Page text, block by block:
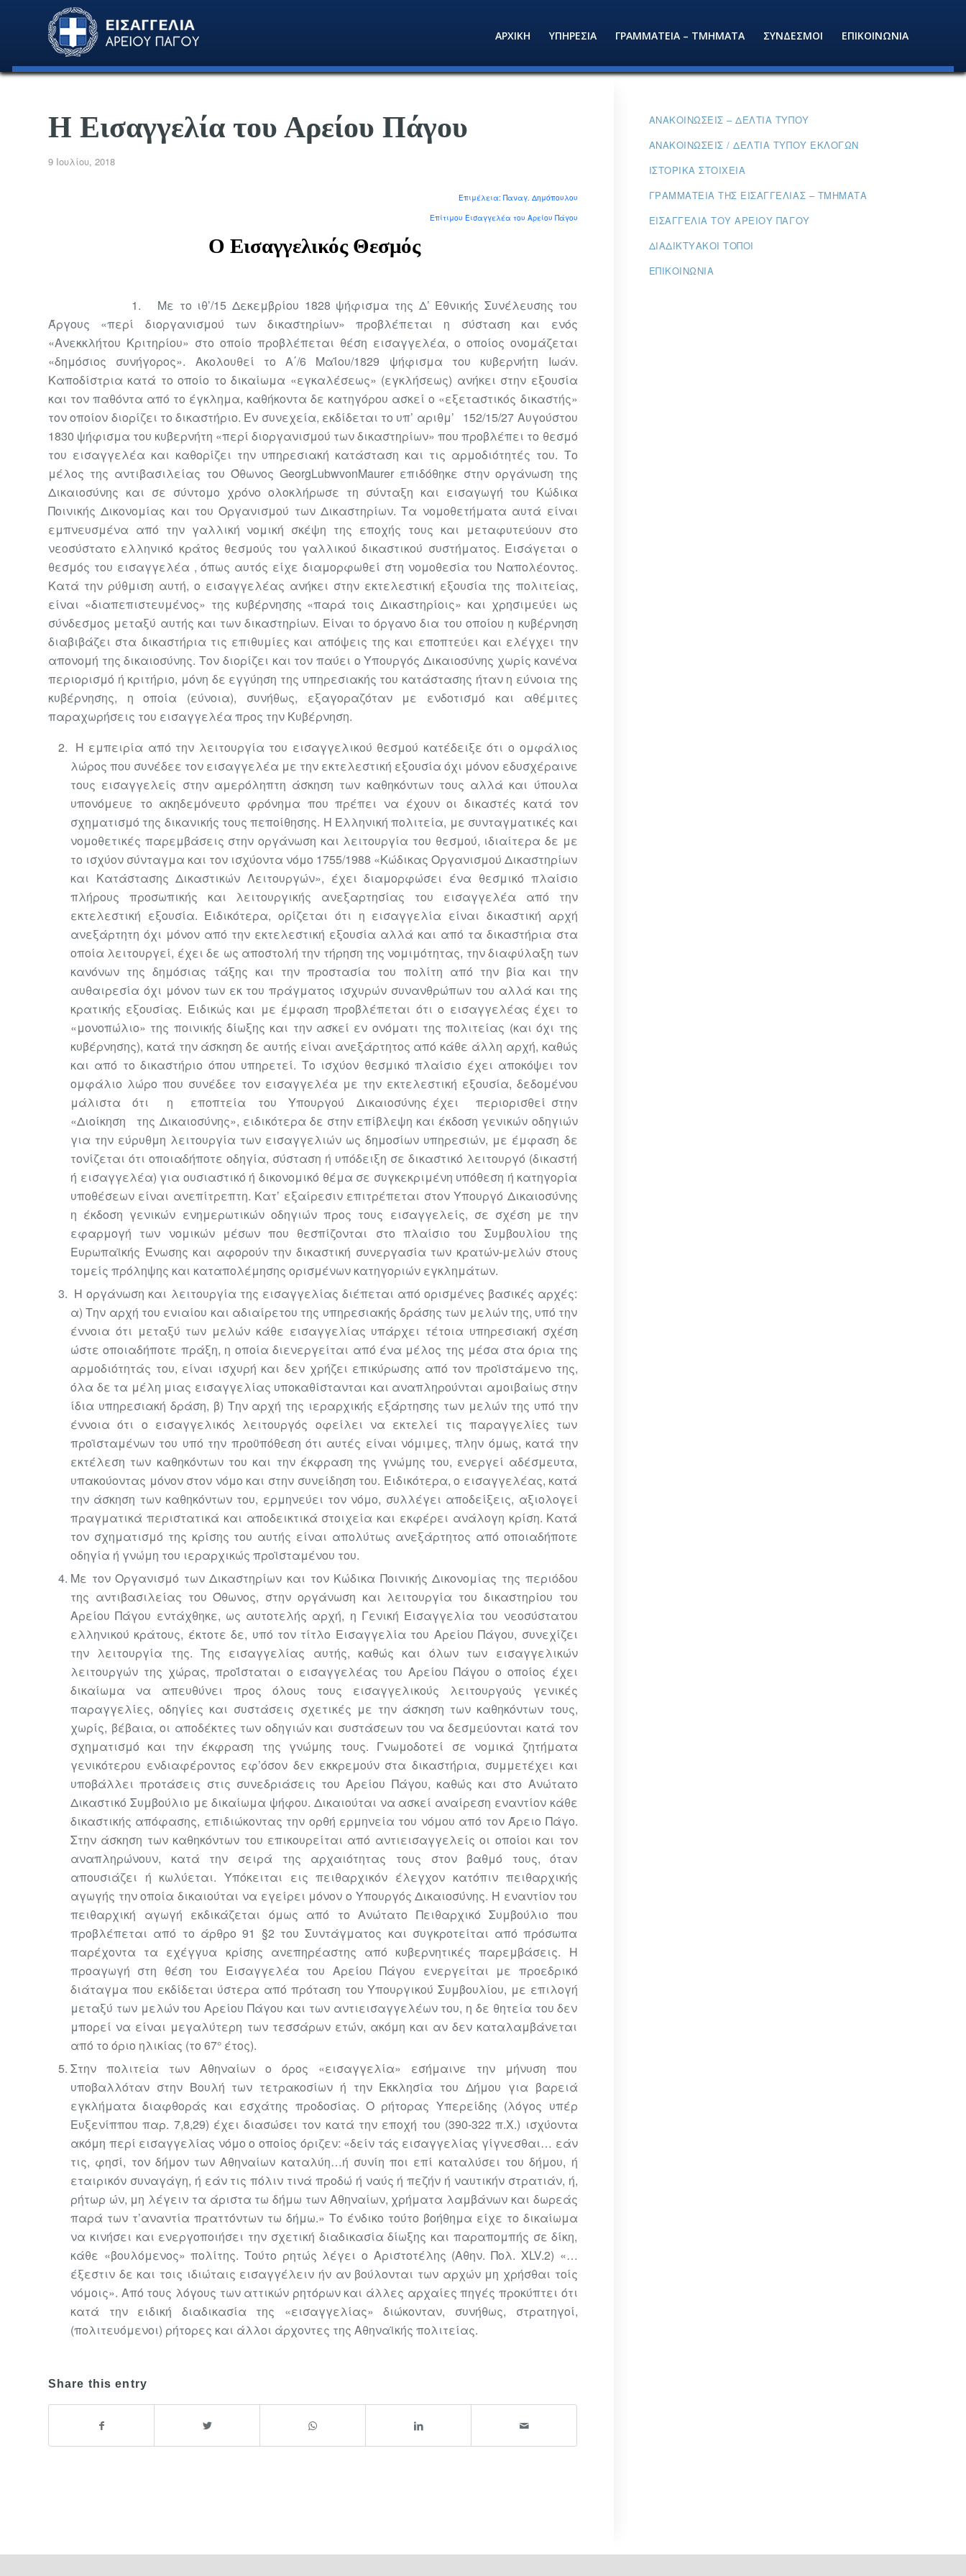
ΑΡΧΙΚΗ ΥΠΗΡΕΣΙΑ ΓΡΑΜΜΑΤΕΙΑ – ΤΜΗΜΑΤΑ ΣΥΝΔΕΣΜΟΙ ΕΠΙΚΟΙΝΩΝΙΑ
Η Εισαγγελία του Αρείου Πάγου
9 Ιουλίου, 2018
Επιμέλεια: Παναγ. Δημόπουλου
Επίτιμου Εισαγγελέα του Αρείου Πάγου
Ο Εισαγγελικός Θεσμός
1. Με το ιθ’/15 Δεκεμβρίου 1828 ψήφισμα της Δ’ Εθνικής Συνέλευσης του
Άργους «περί διοργανισμού των δικαστηρίων» προβλέπεται η σύσταση και ενός
«Ανεκκλήτου Κριτηρίου» στο οποίο προβλέπεται θέση εισαγγελέα, ο οποίος ονομάζεται
«δημόσιος συνήγορος». Ακολουθεί το Α΄/6 Μαΐου/1829 ψήφισμα του κυβερνήτη Ιωάν.
Καποδίστρια κατά το οποίο το δικαίωμα «εγκαλέσεως» (εγκλήσεως) ανήκει στην εξουσία
και τον παθόντα από το έγκλημα, καθήκοντα δε κατηγόρου ασκεί ο «εξεταστικός δικαστής»
τον οποίον διορίζει το δικαστήριο. Εν συνεχεία, εκδίδεται το υπ’ αριθμ’ 152/15/27 Αυγούστου
1830 ψήφισμα του κυβερνήτη «περί διοργανισμού των δικαστηρίων» που προβλέπει το θεσμό
του εισαγγελέα και καθορίζει την υπηρεσιακή κατάσταση και τις αρμοδιότητές του. Το
μέλος της αντιβασιλείας του Όθωνος GeorgLubwvonMaurer επιδόθηκε στην οργάνωση της
Δικαιοσύνης και σε σύντομο χρόνο ολοκλήρωσε τη σύνταξη και εισαγωγή του Κώδικα
Ποινικής Δικονομίας και του Οργανισμού των Δικαστηρίων. Τα νομοθετήματα αυτά είναι
εμπνευσμένα από την γαλλικήνομική σκέψη της εποχής τους και μεταφυτεύουν στο
νεοσύστατο ελληνικό κράτος θεσμούς του γαλλικού δικαστικού συστήματος. Εισάγεται ο
θεσμός του εισαγγελέα , όπως αυτός είχε διαμορφωθεί στη νομοθεσία του Ναπολέοντος.
Κατά την ρύθμιση αυτή, ο εισαγγελέας ανήκει στην εκτελεστική εξουσία της πολιτείας,
είναι «διαπεπιστευμένος» της κυβέρνησης «παρά τοις Δικαστηρίοις» και χρησιμεύει ως
σύνδεσμος μεταξύ αυτής και των δικαστηρίων. Είναι το όργανο δια του οποίου η κυβέρνηση
διαβιβάζει στα δικαστήρια τις επιθυμίες και απόψεις της και εποπτεύει και ελέγχει την
απονομή της δικαιοσύνης. Τον διορίζει και τον παύει ο Υπουργός Δικαιοσύνης χωρίς κανένα
περιορισμό ή κριτήριο, μόνη δε εγγύηση της υπηρεσιακής του κατάστασης ήταν η εύνοια της
κυβέρνησης, η οποία (εύνοια), συνήθως, εξαγοραζόταν με ενδοτισμό και αθέμιτες
παραχωρήσεις του εισαγγελέα προς την Κυβέρνηση.
Η εμπειρία από την λειτουργία του εισαγγελικού θεσμού κατέδειξε ότι ο ομφάλιος
λώρος που συνέδεε τον εισαγγελέα με την εκτελεστική εξουσία όχι μόνον εδυσχέραινε
τους εισαγγελείς στην αμερόληπτη άσκηση των καθηκόντων τους αλλά και ύπουλα
υπονόμευε το ακηδεμόνευτο φρόνημα που πρέπει να έχουν οι δικαστές κατά τον
σχηματισμό της δικανικής τους πεποίθησης. Η Ελληνική πολιτεία, με συνταγματικές και
νομοθετικές παρεμβάσεις στην οργάνωση και λειτουργία του θεσμού, ιδιαίτερα δε με
το ισχύον σύνταγμα και τον ισχύοντα νόμο 1755/1988 «Κώδικας Οργανισμού Δικαστηρίων
και Κατάστασης Δικαστικών Λειτουργών», έχει διαμορφώσει ένα θεσμικό πλαίσιο
πλήρους προσωπικής και λειτουργικής ανεξαρτησίας του εισαγγελέα από την
εκτελεστική εξουσία. Ειδικότερα, ορίζεται ότι η εισαγγελία είναι δικαστική αρχή
ανεξάρτητη όχι μόνον από την εκτελεστική εξουσία αλλά και από τα δικαστήρια στα
οποία λειτουργεί, έχει δε ως αποστολή την τήρηση της νομιμότητας, την διαφύλαξη των
κανόνων της δημόσιας τάξης και την προστασία του πολίτη από την βία και την
αυθαιρεσία όχι μόνον των εκ του πράγματος ισχυρών συνανθρώπων του αλλά και της
κρατικής εξουσίας. Ειδικώς και με έμφαση προβλέπεται ότι ο εισαγγελέας έχει το
«μονοπώλιο» της ποινικής δίωξης και την ασκεί εν ονόματι της πολιτείας (και όχι της
κυβέρνησης), κατά την άσκηση δε αυτής είναι ανεξάρτητος από κάθε άλλη αρχή, καθώς
και από το δικαστήριο όπου υπηρετεί. Το ισχύον θεσμικό πλαίσιο έχει αποκόψει τον
ομφάλιο λώρο που συνέδεε τον εισαγγελέα με την εκτελεστική εξουσία, δεδομένου
μάλιστα ότι η εποπτεία του Υπουργού Δικαιοσύνης έχει περιορισθεί στην
«Διοίκηση της Δικαιοσύνης», ειδικότερα δε στην επίβλεψη και έκδοση γενικών οδηγιών
για την εύρυθμη λειτουργία των εισαγγελιών ως δημοσίων υπηρεσιών, με έμφαση δε
τονίζεται ότι οποιαδήποτε οδηγία, σύσταση ή υπόδειξη σε δικαστικό λειτουργό (δικαστή
ή εισαγγελέα) για ουσιαστικό ή δικονομικό θέμα σε συγκεκριμένη υπόθεση ή κατηγορία
υποθέσεων είναι ανεπίτρεπτη. Κατ’ εξαίρεσιν επιτρέπεται στον Υπουργό Δικαιοσύνης
η έκδοση γενικών ενημερωτικών οδηγιών προς τους εισαγγελείς, σε σχέση με την
εφαρμογή των νομικών μέσων που θεσπίζονται στο πλαίσιο του Συμβουλίου της
Ευρωπαϊκής Ένωσης και αφορούν την δικαστική συνεργασία των κρατών-μελών στους
τομείς πρόληψης και καταπολέμησης ορισμένων κατηγοριών εγκλημάτων.
Η οργάνωση και λειτουργία της εισαγγελίας διέπεται από ορισμένες βασικές αρχές:
α) Την αρχή του ενιαίου και αδιαίρετου της υπηρεσιακής δράσης των μελών της, υπό την
έννοια ότι μεταξύ των μελών κάθε εισαγγελίας υπάρχει τέτοια υπηρεσιακή σχέση
ώστε οποιαδήποτε πράξη, η οποία διενεργείται από ένα μέλος της μέσα στα όρια της
αρμοδιότητάς του, είναι ισχυρή και δεν χρήζει επικύρωσης από τον προϊστάμενο της,
όλα δε τα μέλη μιας εισαγγελίας υποκαθίστανται και αναπληρούνται αμοιβαίως στην
ίδια υπηρεσιακή δράση, β) Την αρχή της ιεραρχικής εξάρτησης των μελών της υπό την
έννοια ότι ο εισαγγελικός λειτουργός οφείλει να εκτελεί τις παραγγελίες των
προϊσταμένων του υπό την προϋπόθεση ότι αυτές είναι νόμιμες, πλην όμως, κατά την
εκτέλεση των καθηκόντων του και την έκφραση της γνώμης του, ενεργεί αδέσμευτα,
υπακούοντας μόνον στον νόμο και στην συνείδηση του. Ειδικότερα, ο εισαγγελέας, κατά
την άσκηση των καθηκόντων του, ερμηνεύει τον νόμο, συλλέγει αποδείξεις, αξιολογεί
πραγματικά περιστατικά και αποδεικτικά στοιχεία και εκφέρει ανάλογη κρίση. Κατά
τον σχηματισμό της κρίσης του αυτής είναι απολύτως ανεξάρτητος από οποιαδήποτε
οδηγία ή γνώμη του ιεραρχικώς προϊσταμένου του.
Με τον Οργανισμό των Δικαστηρίων και τον Κώδικα Ποινικής Δικονομίας της περιόδου
της αντιβασιλείας του Όθωνος, στην οργάνωση και λειτουργία του δικαστηρίου του
Αρείου Πάγου εντάχθηκε, ως αυτοτελής αρχή, η Γενική Εισαγγελία του νεοσύστατου
ελληνικού κράτους, έκτοτε δε, υπό τον τίτλο Εισαγγελία του Αρείου Πάγου, συνεχίζει
την λειτουργία της. Της εισαγγελίας αυτής, καθώς και όλων των εισαγγελικών
λειτουργών της χώρας, προΐσταται ο εισαγγελέας του Αρείου Πάγου ο οποίος έχει
δικαίωμα να απευθύνει προς όλους τους εισαγγελικούς λειτουργούς γενικές
παραγγελίες, οδηγίες και συστάσεις σχετικές με την άσκηση των καθηκόντων τους,
χωρίς, βέβαια, οι αποδέκτες των οδηγιών και συστάσεων του να δεσμεύονται κατά τον
σχηματισμό και την έκφραση της γνώμης τους. Γνωμοδοτεί σε νομικά ζητήματα
γενικότερου ενδιαφέροντος εφ’όσον δεν εκκρεμούν στα δικαστήρια, συμμετέχει και
υποβάλλει προτάσεις στις συνεδριάσεις του Αρείου Πάγου, καθώς και στο Ανώτατο
Δικαστικό Συμβούλιο με δικαίωμα ψήφου. Δικαιούται να ασκεί αναίρεση εναντίον κάθε
δικαστικής απόφασης, επιδιώκοντας την ορθή ερμηνεία του νόμου από τον Άρειο Πάγο.
Στην άσκηση των καθηκόντων του επικουρείται από αντιεισαγγελείς οι οποίοι και τον
αναπληρώνουν, κατά την σειρά της αρχαιότητας τους στον βαθμό τους, όταν
απουσιάζει ή κωλύεται. Υπόκειται εις πειθαρχικόν έλεγχον κατόπιν πειθαρχικής
αγωγής την οποία δικαιούται να εγείρει μόνον ο Υπουργός Δικαιοσύνης. Η εναντίον του
πειθαρχική αγωγή εκδικάζεται όμως από το Ανώτατο Πειθαρχικό Συμβούλιο που
προβλέπεται από το άρθρο 91 §2 του Συντάγματος και συγκροτείται από πρόσωπα
παρέχοντα τα εχέγγυα κρίσης ανεπηρέαστης από κυβερνητικές παρεμβάσεις. Η
προαγωγή στη θέση του Εισαγγελέα του Αρείου Πάγου ενεργείται με προεδρικό
διάταγμα που εκδίδεται ύστερα από πρόταση του Υπουργικού Συμβουλίου, με επιλογή
μεταξύ των μελών του Αρείου Πάγου και των αντιεισαγγελέων του, η δε θητεία του δεν
μπορεί να είναι μεγαλύτερη των τεσσάρων ετών, ακόμη και αν δεν καταλαμβάνεται
από το όριο ηλικίας (το 67° έτος).
Στην πολιτεία των Αθηναίων ο όρος «εισαγγελία» εσήμαινε την μήνυση που
υποβαλλόταν στην Βουλή των τετρακοσίων ή την Εκκλησία του Δήμου για βαρειά
εγκλήματα διαφθοράς και εσχάτης προδοσίας. Ο ρήτορας Υπερείδης (λόγος υπέρ
Ευξενίππου παρ. 7,8,29) έχει διασώσει τον κατά την εποχή του (390-322 π.Χ.) ισχύοντα
ακόμη περί εισαγγελίας νόμο ο οποίος όριζεν: «δείν τάς εισαγγελίας γίγνεσθαι… εάν
τις, φησί, τον δήμον των Αθηναίων καταλύη…ή συνίη ποι επί καταλύσει του δήμου, ή
εταιρικόν συναγάγη, ή εάν τις πόλιν τινά προδώ ή ναύς ή πεζήν ή ναυτικήν στρατιάν, ή,
ρήτωρ ών, μη λέγειν τα άριστα τω δήμω των Αθηναίων, χρήματα λαμβάνων και δωρεάς
παρά των τ’αναντία πραττόντων τω δήμω.» Το ένδικο τούτο βοήθημα είχε το δικαίωμα
να κινήσει και ενεργοποιήσει την σχετική διαδικασία δίωξης και παραπομπής σε δίκη,
κάθε «βουλόμενος» πολίτης. Τούτο ρητώς λέγει ο Αριστοτέλης (Αθην. Πολ. XLV.2) «…
έξεστιν δε και τοις ιδιώταις εισαγγέλειν ήν αν βούλονται των αρχών μη χρήσθαι τοίς
νόμοις». Από τους λόγους των αττικών ρητόρων και άλλες αρχαίες πηγές προκύπτει ότι
κατά την ειδική διαδικασία της «εισαγγελίας» διώκονταν, συνήθως, στρατηγοί,
(πολιτευόμενοι) ρήτορες και άλλοι άρχοντες της Αθηναϊκής πολιτείας.
Share this entry
ΑΝΑΚΟΙΝΏΣΕΙΣ – ΔΕΛΤΊΑ ΤΎΠΟΥ
ΑΝΑΚΟΙΝΏΣΕΙΣ / ΔΕΛΤΊΑ ΤΎΠΟΥ ΕΚΛΟΓΏΝ
ΙΣΤΟΡΙΚΆ ΣΤΟΙΧΕΊΑ
ΓΡΑΜΜΑΤΕΊΑ ΤΗΣ ΕΙΣΑΓΓΕΛΊΑΣ – ΤΜΉΜΑΤΑ
ΕΙΣΑΓΓΕΛΊΑ ΤΟΥ ΑΡΕΊΟΥ ΠΆΓΟΥ
ΔΙΑΔΙΚΤΥΑΚΟΊ ΤΌΠΟΙ
ΕΠΙΚΟΙΝΩΝΊΑ